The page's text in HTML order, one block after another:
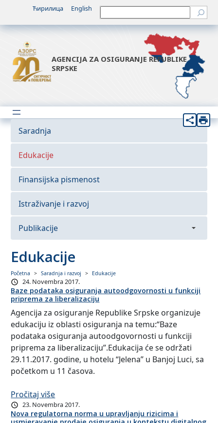
Ћирилица English Претрага
AGENCIJA ZA OSIGURANJE REPUBLIKE
SRPSKE
Saradnja
Edukacije
Finansijska pismenost
Istraživanje i razvoj
Publikacije
Godišnji izvještaji o stanju sektora osiguranja u
Republici Srpskoj
Brošure
Informator
Informativni letak
Edukacije
Početna Saradnja i razvoj Edukacije
24. Novembra 2017.
Baze podataka osiguranja autoodgovornosti u funkciji
priprema za liberalizaciju
Agencija za osiguranje Republike Srpske organizuje
edukaciju iz oblasti osiguranja na temu:“Baze
podataka osiguranja autoodgovornosti u funkciji
priprema za liberalizaciju”.Edukacija će se održati
29.11.2017. godine, u hotelu “Jelena” u Banjoj Luci, sa
početkom u 11 časova.
Pročitaj više
23. Novembra 2017.
Nova regulatorna norma u upravljanju rizicima i